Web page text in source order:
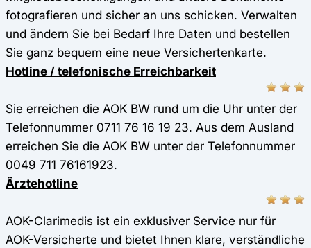
fotografieren und sicher an uns schicken. Verwalten
und ändern Sie bei Bedarf Ihre Daten und bestellen
Sie ganz bequem eine neue Versichertenkarte.
Hotline / telefonische Erreichbarkeit
Sie erreichen die AOK BW rund um die Uhr unter der
Telefonnummer 0711 76 16 19 23. Aus dem Ausland
erreichen Sie die AOK BW unter der Telefonnummer
0049 711 76161923.
Ärztehotline
AOK-Clarimedis ist ein exklusiver Service nur für
AOK-Versicherte und bietet Ihnen klare, verständliche